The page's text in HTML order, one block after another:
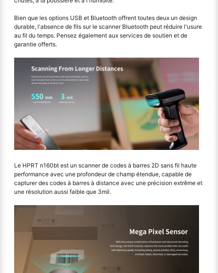
Bien que les options USB et Bluetooth offrent toutes deux un design
durable, l'absence de fils sur le scanner Bluetooth peut réduire l'usure
au fil du temps. Pensez également aux services de soutien et de
garantie offerts.
Le HPRT n160bt est un scanner de codes à barres 2D sans fil haute
performance avec une profondeur de champ étendue, capable de
capturer des codes à barres à distance avec une précision extrême et
une résolution aussi faible que 3mil.